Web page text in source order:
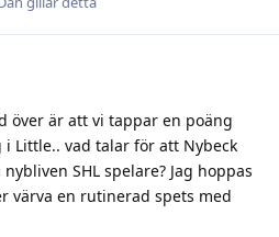
över är att vi tappar en poäng
Little.. vad talar för att Nybeck
SHL spelare? Jag hoppas
värva en rutinerad spets med